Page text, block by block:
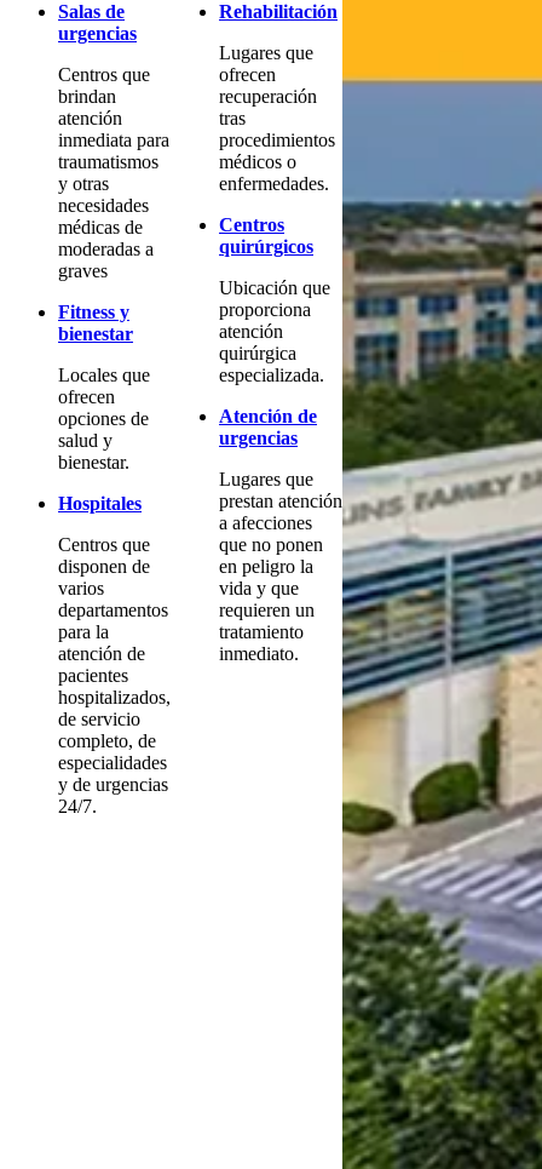
Salas de
urgencias
Centros que
brindan
atención
inmediata para
traumatismos
y otras
necesidades
médicas de
moderadas a
graves
Fitness y
bienestar
Locales que
ofrecen
opciones de
salud y
bienestar.
Hospitales
Centros que
disponen de
varios
departamentos
para la
atención de
pacientes
hospitalizados,
de servicio
completo, de
especialidades
y de urgencias
24/7.
Rehabilitación
Lugares que
ofrecen
recuperación
tras
procedimientos
médicos o
enfermedades.
Centros
quirúrgicos
Ubicación que
proporciona
atención
quirúrgica
especializada.
Atención de
urgencias
Lugares que
prestan atención
a afecciones
que no ponen
en peligro la
vida y que
requieren un
tratamiento
inmediato.